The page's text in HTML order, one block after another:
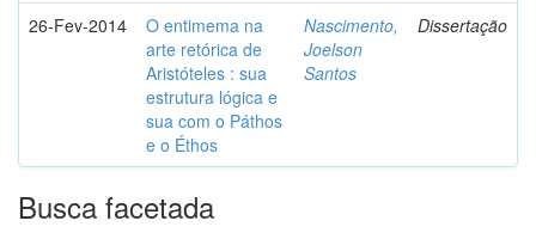
26-Fev-2014
O entimema na
arte retórica de
Aristóteles : sua
estrutura lógica e
sua com o Páthos
e o Éthos
Nascimento,
Joelson
Santos
Dissertação
Busca facetada